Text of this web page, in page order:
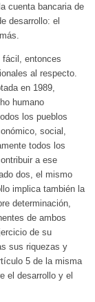
cuenta bancaria de
desarrollo: el
fácil, entonces
al respecto.
en 1989,
humano
los pueblos
social,
todos los
a ese
dos, el mismo
implica también la
determinación,
de ambos
de su
sus riquezas y
5 de la misma
el desarrollo y el